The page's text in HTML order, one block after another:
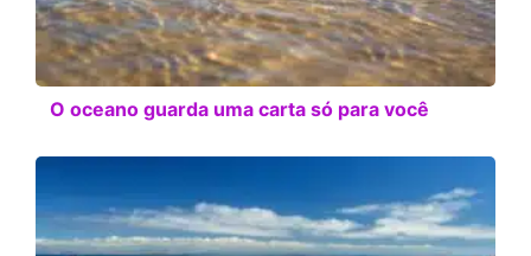
O oceano guarda uma carta só para você